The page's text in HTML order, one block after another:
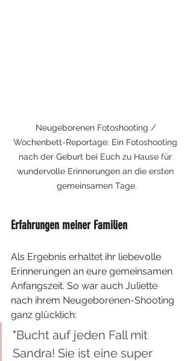
Neugeborenen Fotoshooting /
Wochenbett-Reportage: Ein Fotoshooting
nach der Geburt bei Euch zu Hause für
wundervolle Erinnerungen an die ersten
gemeinsamen Tage.
Erfahrungen meiner Familien
Als Ergebnis erhaltet ihr liebevolle
Erinnerungen an eure gemeinsamen
Anfangszeit. So war auch Juliette
nach ihrem Neugeborenen-Shooting
ganz glücklich:
"Bucht auf jeden Fall mit
Sandra! Sie ist eine super